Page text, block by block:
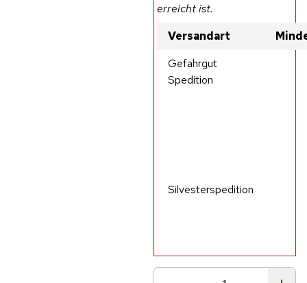
erreicht ist.
Versandart
Gefahrgut
Spedition
Silvesterspedition